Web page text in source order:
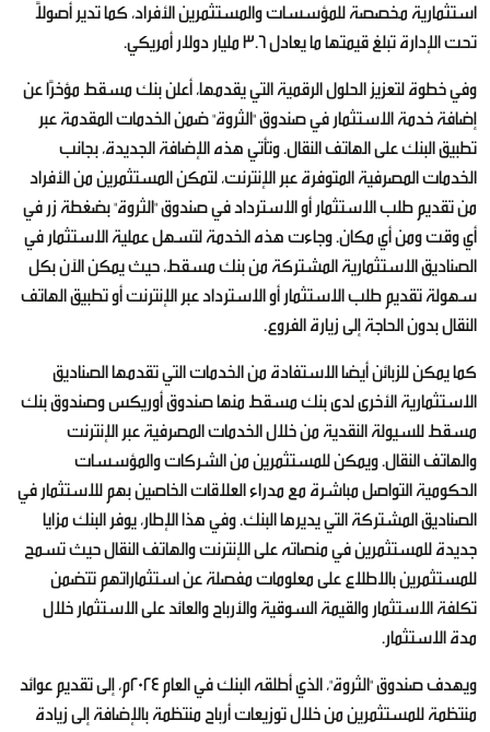
استثمارية مخصصة للمؤسسات والمستثمرين الأفراد، كما تدير أصولاً
تحت الإدارة تبلغ قيمتها ما يعادل 3.6 مليار دولار أمريكي.
وفي خطوة لتعزيز الحلول الرقمية التي يقدمها، أعلن بنك مسقط مؤخرًا عن
إضافة خدمة الاستثمار في صندوق "الثروة" ضمن الخدمات المقدمة عبر
تطبيق البنك على الهاتف النقال. وتأتي هذه الإضافة الجديدة، بجانب
الخدمات المصرفية المتوفرة عبر الإنترنت، لتمكن المستثمرين من الأفراد
من تقديم طلب الاستثمار أو الاسترداد في صندوق "الثروة" بضغطة زر في
أي وقت ومن أي مكان. وجاءت هذه الخدمة لتسهل عملية الاستثمار في
الصناديق الاستثمارية المشتركة من بنك مسقط، حيث يمكن الآن بكل
سهولة تقديم طلب الاستثمار أو الاسترداد عبر الإنترنت أو تطبيق الهاتف
النقال بدون الحاجة إلى زيارة الفروع.
كما يمكن للزبائن أيضا الاستفادة من الخدمات التي تقدمها الصناديق
الاستثمارية الأخرى لدى بنك مسقط منها صندوق أوريكس وصندوق بنك
مسقط للسيولة النقدية من خلال الخدمات المصرفية عبر الإنترنت
والهاتف النقال. ويمكن للمستثمرين من الشركات والمؤسسات
الحكومية التواصل مباشرة مع مدراء العلاقات الخاصين بهم للاستثمار في
الصناديق المشتركة التي يديرها البنك. وفي هذا الإطار، يوفر البنك مزايا
جديدة للمستثمرين في منصاته على الإنترنت والهاتف النقال حيث تسمح
للمستثمرين بالاطلاع على معلومات مفصلة عن استثماراتهم تتضمن
تكلفة الاستثمار والقيمة السوقية والأرباح والعائد على الاستثمار خلال
مدة الاستثمار.
ويهدف صندوق "الثروة"، الذي أطلقه البنك في العام 2024م، إلى تقديم عوائد
منتظمة للمستثمرين من خلال توزيعات أرباح منتظمة بالإضافة إلى زيادة